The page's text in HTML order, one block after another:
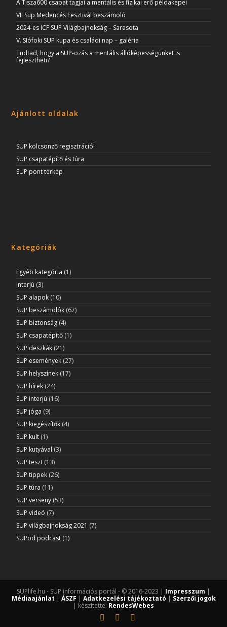
A Tisza600 csapat tagjai a mentális és fizikai erő példaképei
VI. Sup Medencés Fesztivál beszámoló
2024-es ICF SUP Világbajnokság – Sarasota
V. SIófoki SUP kupa és családi nap – galéria
Tudtad, hogy a SUP-ozás a mentális állóképességünket is
fejlesztheti?
Ajánlott oldalak
SUP kölcsönző regisztráció!
SUP csapatépítő és túra
SUP pont térkép
Kategóriák
Egyéb kategória (1)
Interjú (3)
SUP alapok (10)
SUP beszámolók (67)
SUP biztonság (4)
SUP csapatépítő (1)
SUP deszkák (21)
SUP események (27)
SUP helyszínek (17)
SUP hírek (24)
SUP interjú (16)
SUP jóga (9)
SUP kiegészítők (4)
SUP kult (1)
SUP kutyával (3)
SUP teszt (13)
SUP tippek (26)
SUP túra (11)
SUP verseny (53)
SUP videó (7)
SUP világbajnokság 2021 (7)
SUPod podcast (1)
SUPlife.hu - SUP információs portál - © 2016-2023 | Impresszum |
Médiaajánlat | ÁSZF | Adatkezelési tájékoztató | Szerzői jogok
| készítette: RendesWebes